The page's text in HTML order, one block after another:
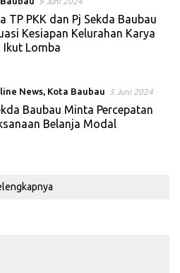
TP PKK dan Pj Sekda Baubau
Kesiapan Kelurahan Karya
Ikut Lomba
News, Kota Baubau 5 Juni 2024
Baubau Minta Percepatan
Belanja Modal